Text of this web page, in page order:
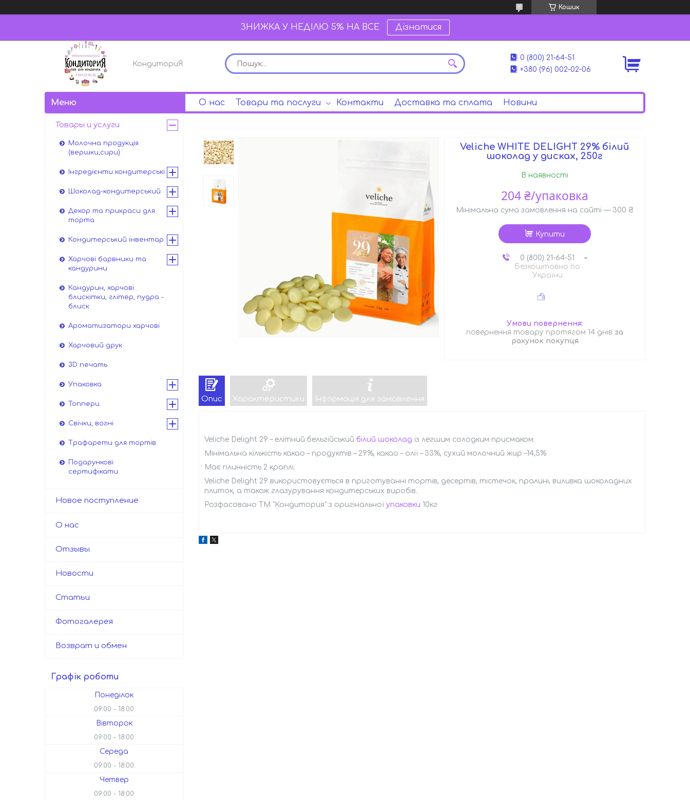
Кошик
ЗНИЖКА У НЕДІЛЮ 5% НА ВСЕ Дізнатися
КондиториЯ
0 (800) 21-64-51
+380 (96) 002-02-06
О нас Товари та послуги Контакти Доставка та сплата Новини
Veliche WHITE DELIGHT 29% білий
шоколад у дисках, 250г
В наявності
204 ₴/упаковка
Мінімальна сума замовлення на сайті — 300 ₴
Купити
0 (800) 21-64-51
Безкоштовно по
України
повернення товару протягом 14 днів за
рахунок покупця
Опис Характеристики Інформація для замовлення
Veliche Delight 29 – елітний бельгійський білий шоколад із легшим солодким присмаком.
Мінімальна кількість какао – продуктів – 29%, какао – олії – 33%, сухий молочний жир –14,5%
Має плинність 2 краплі.
Veliche Delight 29 використовується в приготуванні тортів, десертів, тістечок, пралині, виливка шоколадних
плиток, а також глазурування кондитерських виробів.
Розфасовано ТМ "Кондитория" з оригінальної упаковки 10кг
Товары и услуги
Молочна продукція
(вершки,сири)
Інгредієнти кондитерські
Шоколад-кондитерський
Декор та прикраси для
торта
Кондитерський інвентар
Харчові барвники та
кандурини
Кандурин, харчові
блискітки, глітер, пудра -
блиск
Ароматизатори харчові
Харчовий друк
3D печать
Упаковка
Топпери
Свічки, вогні
Трафарети для тортів
Подарункові
сертифікати
Новое поступление
О нас
Отзывы
Новости
Статьи
Фотогалерея
Возврат и обмен
Графік роботи
Понеділок
09:00 18:00
Вівторок
09:00 18:00
Середа
09:00 18:00
Четвер
09:00 18:00